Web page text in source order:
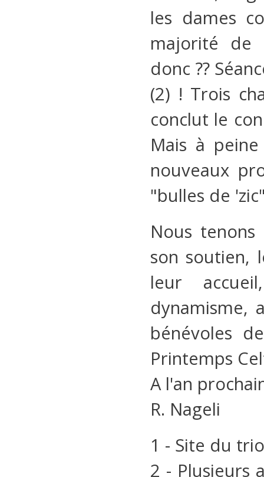
les dames
majorité de
donc ??
(2) ! Trois
conclut le
Mais à
nouveaux
"bulles de
Nous
son soutien,
leur
dynamisme,
bénévoles
Printemps
A l'an
R. Nageli
1 - Site du
2 - Plusieurs